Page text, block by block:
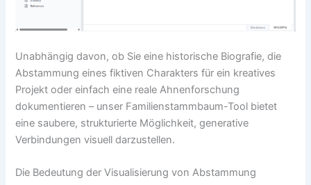
Unabhängig davon, ob Sie eine historische Biografie, die
Abstammung eines fiktiven Charakters für ein kreatives
Projekt oder einfach eine reale Ahnenforschung
dokumentieren – unser Familienstammbaum-Tool bietet
eine saubere, strukturierte Möglichkeit, generative
Verbindungen visuell darzustellen.
Die Bedeutung der Visualisierung von Abstammung